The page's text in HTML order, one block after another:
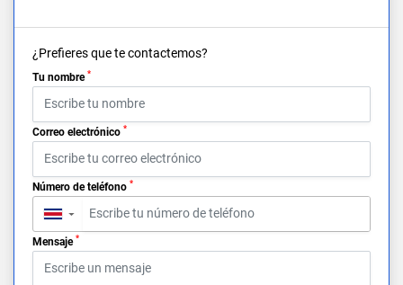
¿Prefieres que te contactemos?
Tu nombre *
Correo electrónico *
Número de teléfono *
▼
Mensaje *